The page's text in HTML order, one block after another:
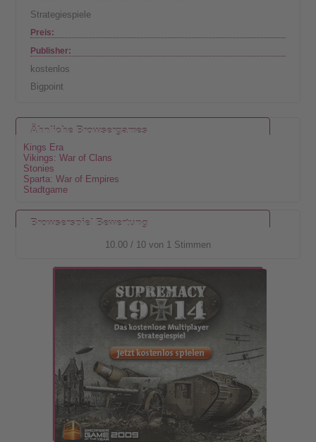
Strategiespiele
Preis:
Publisher:
kostenlos
Bigpoint
Ähnliche Browsergames
Kings Era
Vikings: War of Clans
Stonies
Sparta: War of Empires
Stadtgame
Browserspiel Bewertung
10.00/ 10von 1 Stimmen